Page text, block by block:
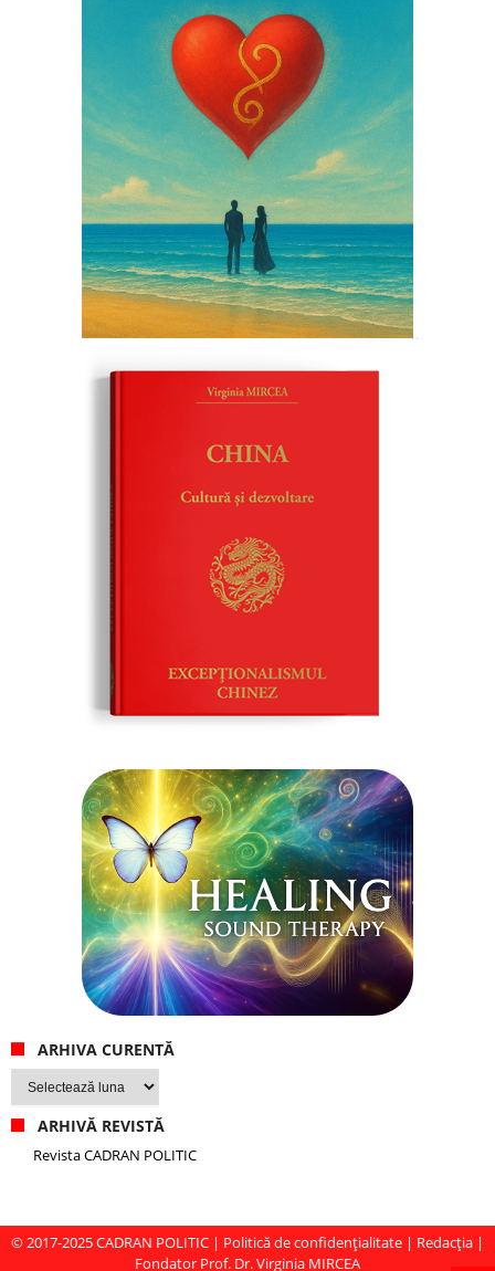
ARHIVA CURENTĂ
Arhiva
curentă
ARHIVĂ REVISTĂ
Revista CADRAN POLITIC
© 2017-2025CADRAN POLITIC | Politică de confidențialitate | Redacția |
Fondator Prof. Dr. Virginia MIRCEA